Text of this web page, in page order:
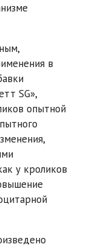
в
SG»,
опытной
у кроликов